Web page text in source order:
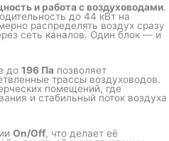
и работа с воздуховодами.
до 44 кВт на
распределять воздух сразу
сеть каналов. Один блок — и
до 196 Па позволяет
трассы воздуховодов.
помещений, где
и стабильный поток воздуха
On/Off, что делает её